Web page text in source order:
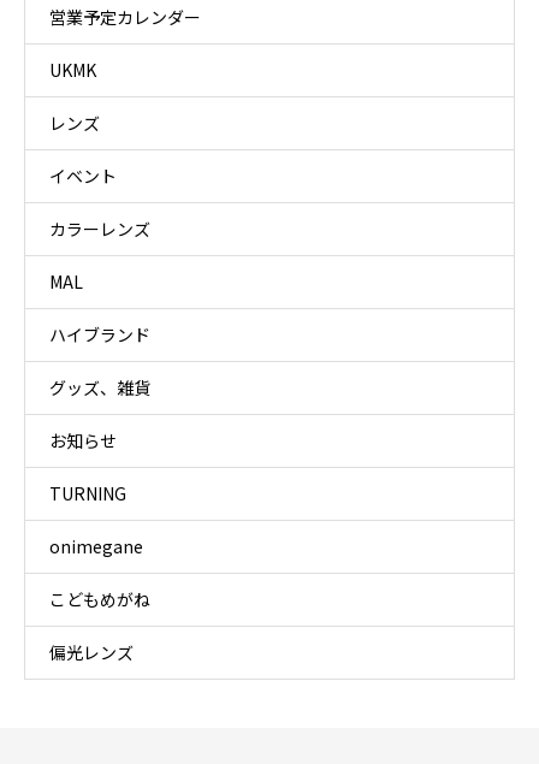
営業予定カレンダー
UKMK
レンズ
イベント
カラーレンズ
MAL
ハイブランド
グッズ、雑貨
お知らせ
TURNING
onimegane
こどもめがね
偏光レンズ